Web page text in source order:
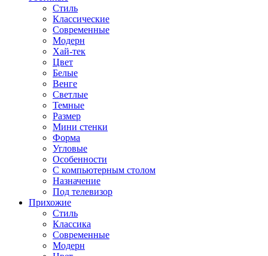
Стиль
Классические
Современные
Модерн
Хай-тек
Цвет
Белые
Венге
Светлые
Темные
Размер
Мини стенки
Форма
Угловые
Особенности
С компьютерным столом
Назначение
Под телевизор
Прихожие
Стиль
Классика
Современные
Модерн